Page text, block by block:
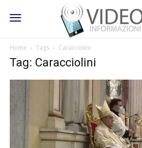
Home Tags Caracciolini
Tag: Caracciolini